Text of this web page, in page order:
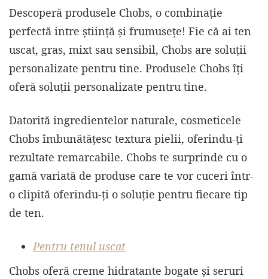
Descoperă produsele Chobs, o combinație
perfectă intre știință și frumusețe! Fie că ai ten
uscat, gras, mixt sau sensibil, Chobs are soluții
personalizate pentru tine. Produsele Chobs îți
oferă soluții personalizate pentru tine.
Datorită ingredientelor naturale, cosmeticele
Chobs îmbunătățesc textura pielii, oferindu-ți
rezultate remarcabile. Chobs te surprinde cu o
gamă variată de produse care te vor cuceri într-
o clipită oferindu-ți o soluție pentru fiecare tip
de ten.
Pentru tenul uscat
Chobs oferă creme hidratante bogate și seruri